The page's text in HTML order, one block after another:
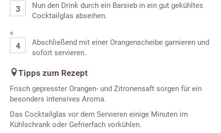
Nun den Drink durch ein Barsieb in ein gut gekühltes
Cocktailglas abseihen.
<
Abschließend mit einer Orangenscheibe garnieren und
sofort servieren.
Tipps zum Rezept
Frisch gepresster Orangen- und Zitronensaft sorgen für ein
besonders intensives Aroma.
Das Cocktailglas vor dem Servieren einige Minuten im
Kühlschrank oder Gefrierfach vorkühlen.